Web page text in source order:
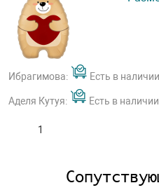
Ибрагимова: Есть в наличии
Аделя Кутуя: Есть в наличии